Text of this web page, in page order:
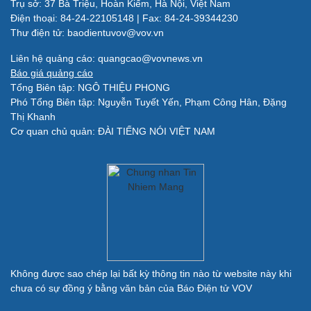
Làm đẹp - giảm cân
Phòng mạch online
Đời sống
Nhà đẹp
Tình yêu - Gia đình
Blog
Văn hóa
Sân khấu - Điện ảnh
Âm nhạc
Du lịch
Quân sự - Quốc phòng
Trụ sở: 37 Bà Triệu, Hoàn Kiếm, Hà Nội, Việt Nam
Điện thoại: 84-24-22105148 | Fax: 84-24-39344230
Thư điện tử: baodientuvov@vov.vn
Liên hệ quảng cáo: quangcao@vovnews.vn
Báo giá quảng cáo
Tổng Biên tập: NGÔ THIỆU PHONG
Phó Tổng Biên tập: Nguyễn Tuyết Yến, Phạm Công Hân, Đặng
Thị Khanh
Cơ quan chủ quản: ĐÀI TIẾNG NÓI VIỆT NAM
Không được sao chép lại bất kỳ thông tin nào từ website này khi
chưa có sự đồng ý bằng văn bản của Báo Điện tử VOV